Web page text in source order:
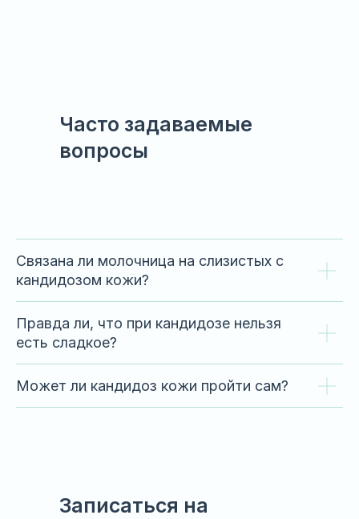
Часто задаваемые
вопросы
Связана ли молочница на слизистых с
кандидозом кожи?
Правда ли, что при кандидозе нельзя
есть сладкое?
Может ли кандидоз кожи пройти сам?
Записаться на